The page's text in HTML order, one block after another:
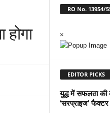
RO No. 13954/
×
EDITOR PICKS
युद्ध में सफलता की
‘सरप्राइज’ फैक्टर